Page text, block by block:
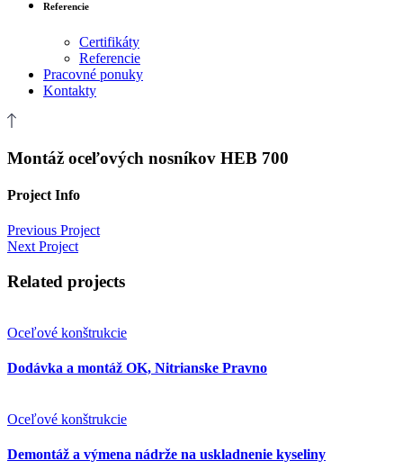
Referencie
Certifikáty
Referencie
Pracovné ponuky
Kontakty
Montáž oceľových nosníkov HEB 700
Project Info
Previous Project
Next Project
Related projects
Oceľové konštrukcie
Dodávka a montáž OK, Nitrianske Pravno
Oceľové konštrukcie
Demontáž a výmena nádrže na uskladnenie kyseliny